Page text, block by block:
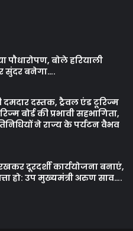
बोले हरियाली
सुंदर बनेगा….
दस्तक, ट्रैवल एंड टूरिज्म
बोर्ड की प्रभावी सहभागिता,
ने राज्य के पर्यटन वैभव
दूरदर्शी कार्ययोजना बनाएं,
हो: उप मुख्यमंत्री अरुण साव….